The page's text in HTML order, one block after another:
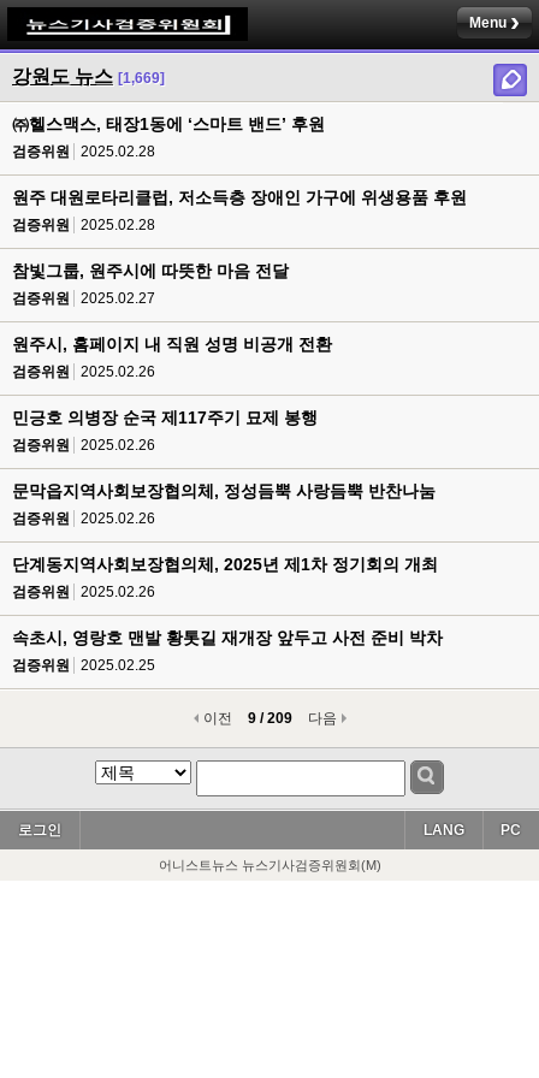
Menu
강원도 뉴스 [1,669]
㈜헬스맥스, 태장1동에 ‘스마트 밴드’ 후원
검증위원 2025.02.28
원주 대원로타리클럽, 저소득층 장애인 가구에 위생용품 후원
검증위원 2025.02.28
참빛그룹, 원주시에 따뜻한 마음 전달
검증위원 2025.02.27
원주시, 홈페이지 내 직원 성명 비공개 전환
검증위원 2025.02.26
민긍호 의병장 순국 제117주기 묘제 봉행
검증위원 2025.02.26
문막읍지역사회보장협의체, 정성듬뿍 사랑듬뿍 반찬나눔
검증위원 2025.02.26
단계동지역사회보장협의체, 2025년 제1차 정기회의 개최
검증위원 2025.02.26
속초시, 영랑호 맨발 황톳길 재개장 앞두고 사전 준비 박차
검증위원 2025.02.25
이전 9 / 209 다음
로그인 PC
LANG
어니스트뉴스 뉴스기사검증위원회(M)